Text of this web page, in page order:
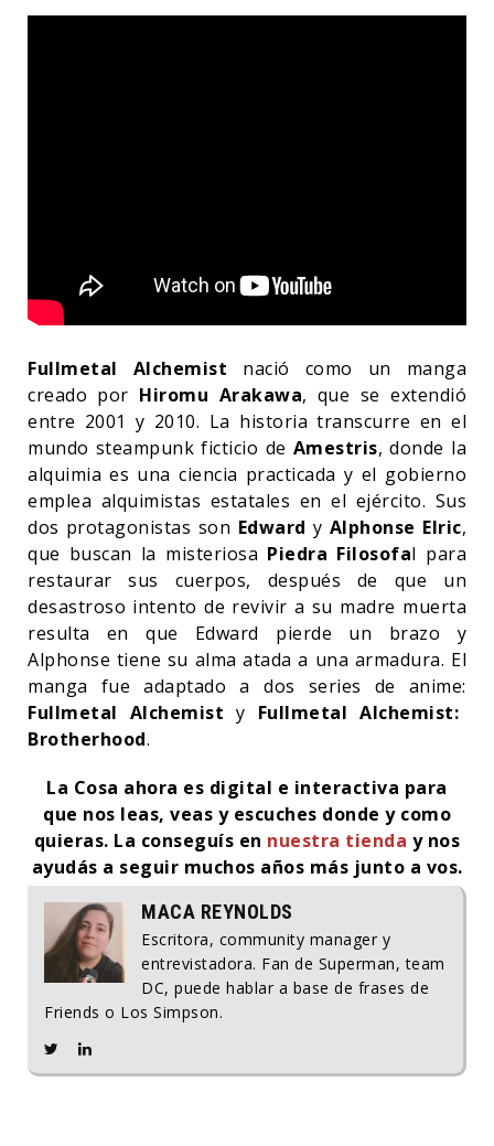
Fullmetal Alchemist nació como un manga
creado por Hiromu Arakawa, que se extendió
entre 2001 y 2010. La historia transcurre en el
mundo steampunk ficticio de Amestris, donde la
alquimia es una ciencia practicada y el gobierno
emplea alquimistas estatales en el ejército. Sus
dos protagonistas son Edward y Alphonse Elric,
que buscan la misteriosa Piedra Filosofal para
restaurar sus cuerpos, después de que un
desastroso intento de revivir a su madre muerta
resulta en que Edward pierde un brazo y
Alphonse tiene su alma atada a una armadura. El
manga fue adaptado a dos series de anime:
Fullmetal Alchemist y Fullmetal Alchemist:
Brotherhood.
La Cosa ahora es digital e interactiva para
que nos leas, veas y escuches donde y como
quieras. La conseguís en nuestra tienda y nos
ayudás a seguir muchos años más junto a vos.
MACA REYNOLDS
Escritora, community manager y
entrevistadora. Fan de Superman, team
DC, puede hablar a base de frases de
Friends o Los Simpson.